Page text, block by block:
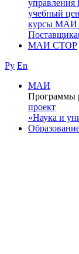
управления
учебный
курсы МАИ
МАИ СТОР
Ру En
МАИ
Программы
проект
«Наука и